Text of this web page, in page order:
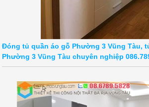
Đóng tủ quần áo gỗ Phường 3 Vũng Tàu,
Phường 3 Vũng Tàu chuyên nghiệp